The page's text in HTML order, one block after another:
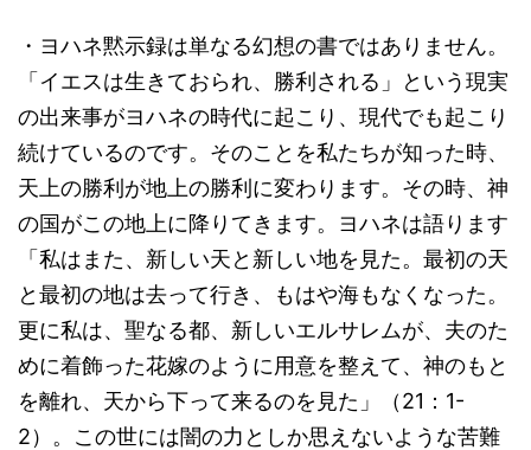
・ヨハネ黙示録は単なる幻想の書ではありません。
「イエスは生きておられ、勝利される」という現実
の出来事がヨハネの時代に起こり、現代でも起こり
続けているのです。そのことを私たちが知った時、
天上の勝利が地上の勝利に変わります。その時、神
の国がこの地上に降りてきます。ヨハネは語ります
「私はまた、新しい天と新しい地を見た。最初の天
と最初の地は去って行き、もはや海もなくなった。
更に私は、聖なる都、新しいエルサレムが、夫のた
めに着飾った花嫁のように用意を整えて、神のもと
を離れ、天から下って来るのを見た」（21：1-
2）。この世には闇の力としか思えないような苦難